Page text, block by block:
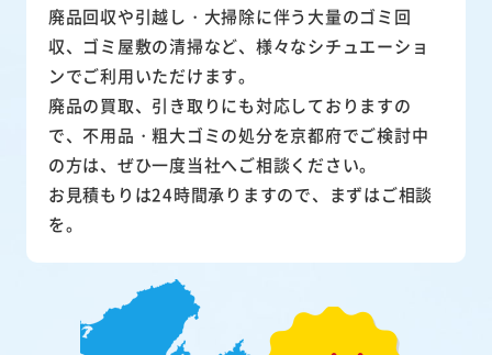
廃品回収や引越し・大掃除に伴う大量のゴミ回
収、ゴミ屋敷の清掃など、様々なシチュエーショ
ンでご利用いただけます。
廃品の買取、引き取りにも対応しておりますの
で、不用品・粗大ゴミの処分を京都府でご検討中
の方は、ぜひ一度当社へご相談ください。
お見積もりは24時間承りますので、まずはご相談
を。